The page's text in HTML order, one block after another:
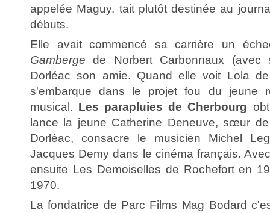
appelée Maguy, tait plutôt destinée au
débuts.
Elle avait commencé sa carrière un
Gamberge de Norbert Carbonnaux (avec
Dorléac son amie. Quand elle voit Lola
s'embarque dans le projet fou du jeune
musical. Les parapluies de Cherbourg
lance la jeune Catherine Deneuve, sœur
Dorléac, consacre le musicien Michel
Jacques Demy dans le cinéma français.
ensuite Les Demoiselles de Rochefort en
1970.
La fondatrice de Parc Films Mag Bodard